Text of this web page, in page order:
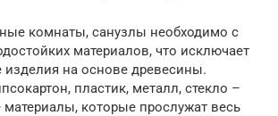
комнаты, санузлы необходимо с
материалов, что исключает
изделия на основе древесины.
пластик, металл, стекло –
которые прослужат весь